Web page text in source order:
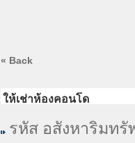
« Back
ให้เช่าห้องคอนโด
รหัส อสังหาริมทรั